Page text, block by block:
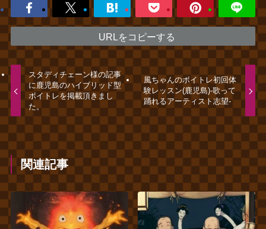
URLをコピーする
スタディチェーン様の記事
に鹿児島のハイブリッド型
ボイトレを掲載頂きまし
た。
風ちゃんのボイトレ初回体
験レッスン(鹿児島)‐歌って
踊れるアーティスト志望‐
関連記事